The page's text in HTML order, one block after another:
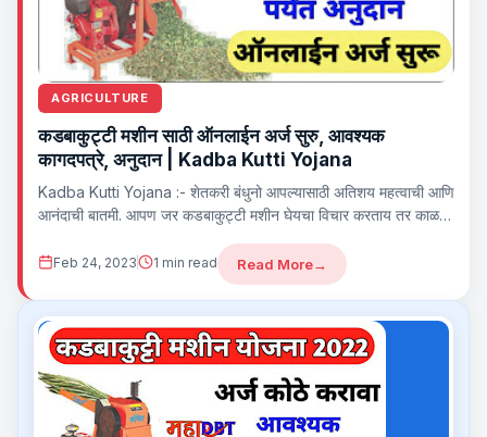
AGRICULTURE
कडबाकुट्टी मशीन साठी ऑनलाईन अर्ज सुरु, आवश्यक
कागदपत्रे, अनुदान | Kadba Kutti Yojana
Kadba Kutti Yojana :- शेतकरी बंधुनो आपल्यासाठी अतिशय महत्वाची आणि
आनंदाची बातमी. आपण जर कडबाकुट्टी मशीन घेयचा विचार करताय तर काळजी
Feb 24, 2023 1 min read Read More→